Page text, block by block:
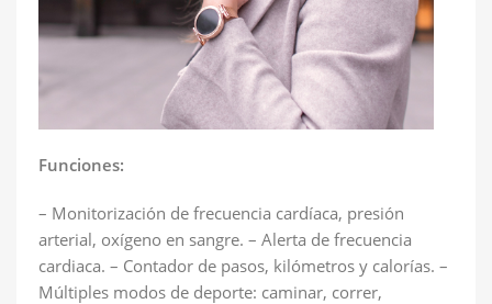
Funciones:
– Monitorización de frecuencia cardíaca, presión
arterial, oxígeno en sangre. – Alerta de frecuencia
cardiaca. – Contador de pasos, kilómetros y calorías. –
Múltiples modos de deporte: caminar, correr,